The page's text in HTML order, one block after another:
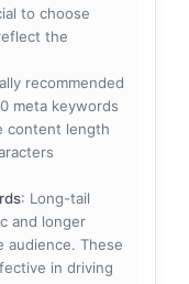
to choose
the
recommended
meta keywords
content length
: Long-tail
and longer
audience. These
in driving